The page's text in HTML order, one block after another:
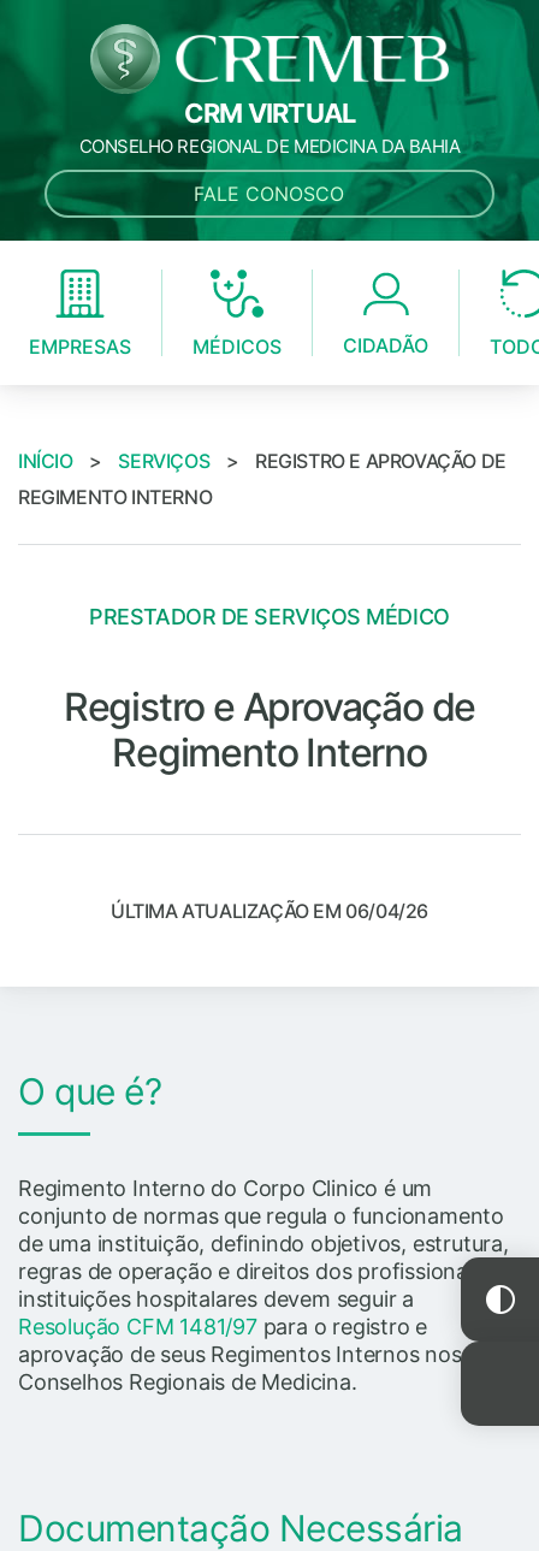
CRM VIRTUAL
CONSELHO REGIONAL DE MEDICINA DA BAHIA
FALE CONOSCO
EMPRESAS MÉDICOS CIDADÃO
INÍCIO > SERVIÇOS >
REGISTRO E APROVAÇÃO DE
REGIMENTO INTERNO
PRESTADOR DE SERVIÇOS MÉDICO
Registro e Aprovação de
Regimento Interno
ÚLTIMA ATUALIZAÇÃO EM 06/04/26
O que é?
Regimento Interno do Corpo Clinico é um
conjunto de normas que regula o funcionamento
de uma instituição, definindo objetivos, estrutura,
regras de operação e direitos dos profissionais. As
instituições hospitalares devem seguir a
Resolução CFM 1481/97para o registro e
aprovação de seus Regimentos Internos nos
Conselhos Regionais de Medicina.
Documentação Necessária